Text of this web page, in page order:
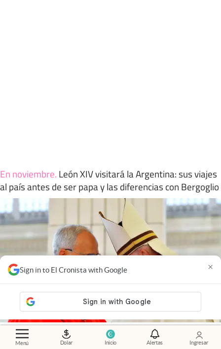
Menú Dolar Inicio Alertas Ingresar
Sign in to El Cronista with Google ×
En noviembre. León XIV visitará la Argentina: sus viajes
al país antes de ser papa y las diferencias con Bergoglio